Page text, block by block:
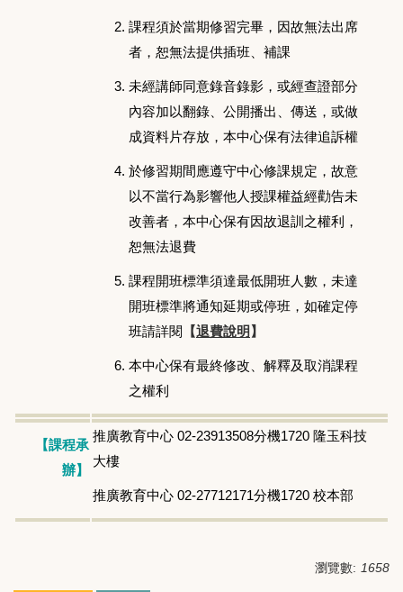
課程須於當期修習完畢，因故無法出席
者，恕無法提供插班、補課
未經講師同意錄音錄影，或經查證部分
內容加以翻錄、公開播出、傳送，或做
成資料片存放，本中心保有法律追訴權
於修習期間應遵守中心修課規定，故意
以不當行為影響他人授課權益經勸告未
改善者，本中心保有因故退訓之權利，
恕無法退費
課程開班標準須達最低開班人數，未達
開班標準將通知延期或停班，如確定停
班請詳閱 【退費說明 】
本中心保有最終修改、解釋及取消課程
之權利
【課程承
辦】
推廣教育中心 02-23913508分機1720 隆玉科技
大樓
推廣教育中心 02-27712171分機1720 校本部
瀏覽數: 1658